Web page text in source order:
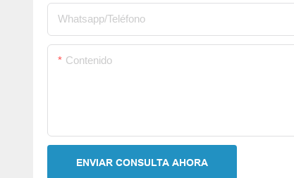
Whatsapp/Teléfono
Contenido
ENVIAR CONSULTA AHORA